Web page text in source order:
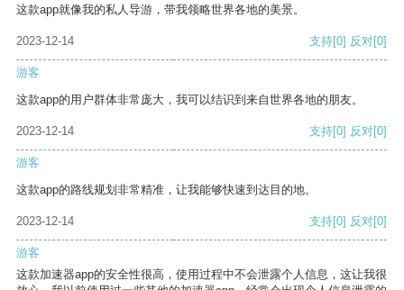
这款app就像我的私人导游，带我领略世界各地的美景。
2023-12-14 支持[0] 反对[0]
游客
这款app的用户群体非常庞大，我可以结识到来自世界各地的朋友。
2023-12-14 支持[0] 反对[0]
游客
这款app的路线规划非常精准，让我能够快速到达目的地。
2023-12-14 支持[0] 反对[0]
游客
这款加速器app的安全性很高，使用过程中不会泄露个人信息，这让我很